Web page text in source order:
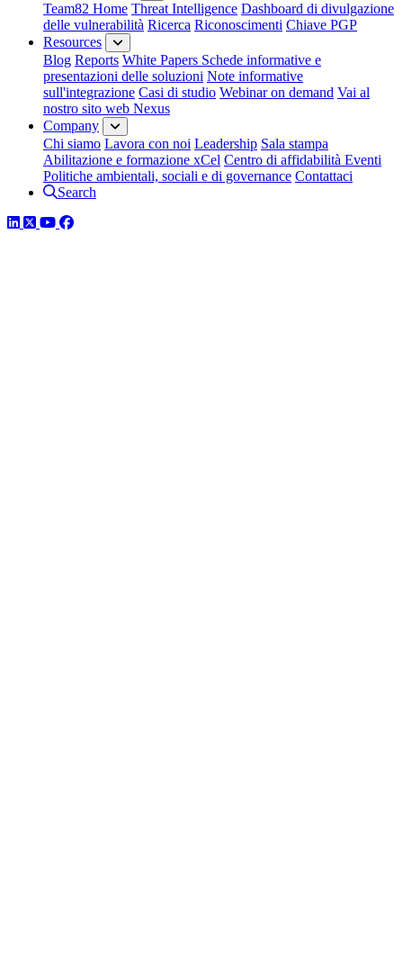
Team82 Home Threat Intelligence Dashboard di divulgazione
delle vulnerabilità Ricerca Riconoscimenti Chiave PGP
Resources
Blog Reports White Papers Schede informative e
presentazioni delle soluzioni Note informative
sull'integrazione Casi di studio Webinar on demand Vai al
nostro sito web Nexus
Company
Chi siamo Lavora con noi Leadership Sala stampa
Abilitazione e formazione xCel Centro di affidabilità Eventi
Politiche ambientali, sociali e di governance Contattaci
Search
LinkedIn
TwitterYouTube
Facebook